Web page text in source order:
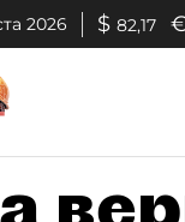
2026 $ 82,17